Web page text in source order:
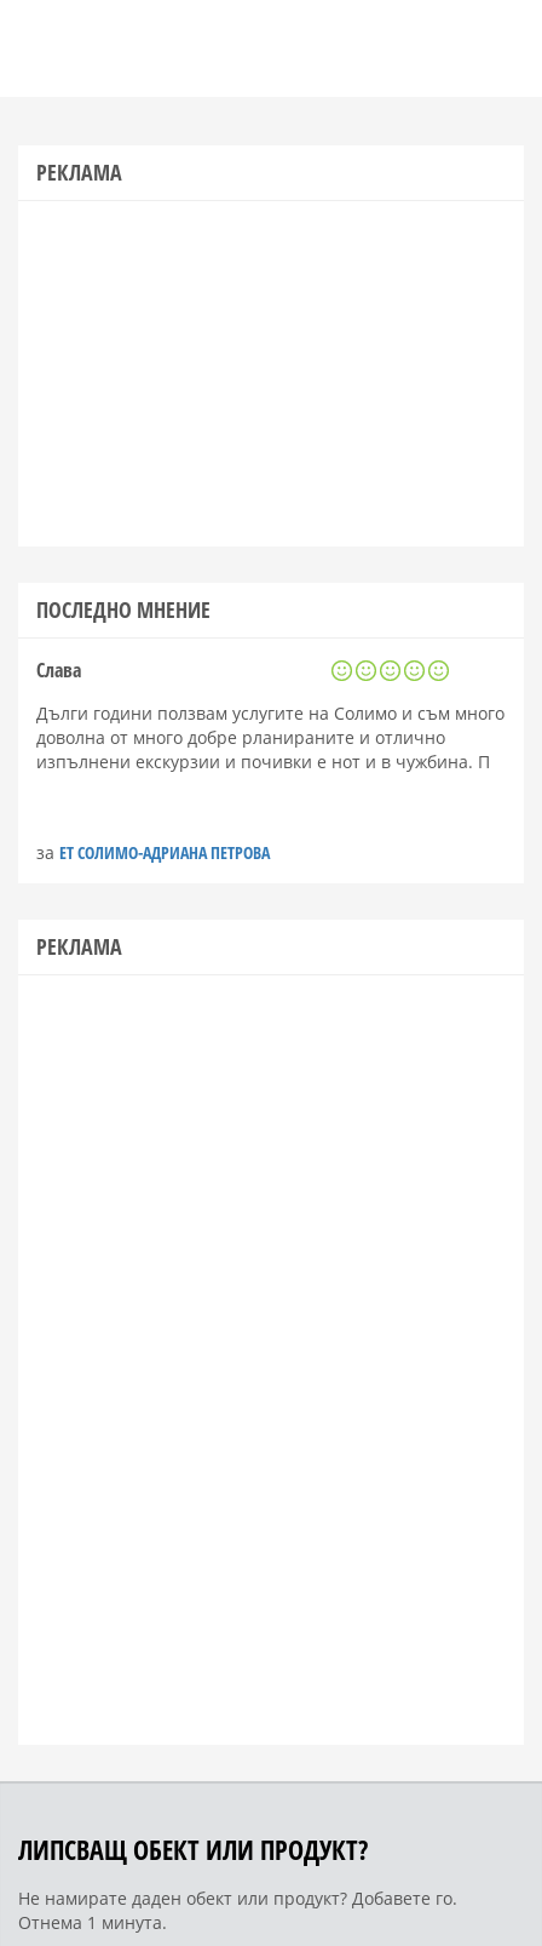
РЕКЛАМА
ПОСЛЕДНО МНЕНИЕ
Слава
Дълги години ползвам услугите на Солимо и съм много
доволна от много добре рланираните и отлично
изпълнени екскурзии и почивки е нот и в чужбина. П
за ЕТ СОЛИМО-АДРИАНА ПЕТРОВА
РЕКЛАМА
ЛИПСВАЩ ОБЕКТ ИЛИ ПРОДУКТ?
Не намирате даден обект или продукт? Добавете го.
Отнема 1 минута.